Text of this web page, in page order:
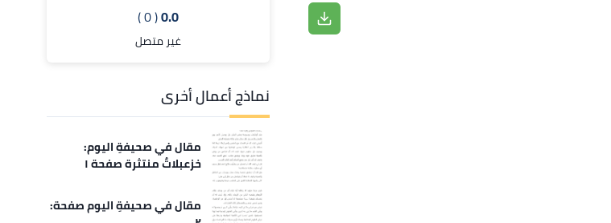
0.0
( 0 )
غير متصل
نماذج أعمال أخرى
مقال في صحيفةِ اليوم:
خزعبلاتٌ منتثرة صفحة ١
مقال في صحيفةِ اليوم صفحة: